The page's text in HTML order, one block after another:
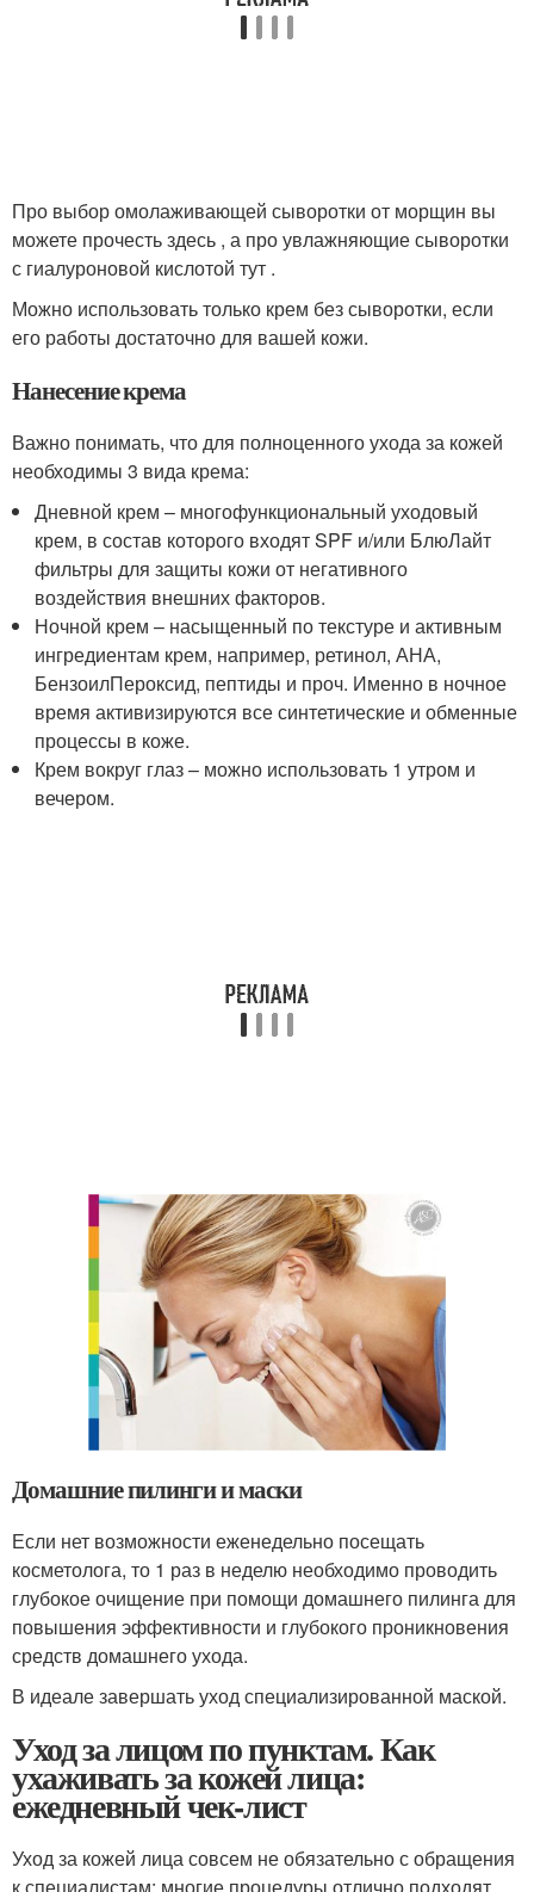
Про выбор омолаживающей сыворотки от морщин вы
можете прочесть здесь , а про увлажняющие сыворотки
с гиалуроновой кислотой тут .
Можно использовать только крем без сыворотки, если
его работы достаточно для вашей кожи.
Нанесение крема
Важно понимать, что для полноценного ухода за кожей
необходимы 3 вида крема:
Дневной крем – многофункциональный уходовый
крем, в состав которого входят SPF и/или БлюЛайт
фильтры для защиты кожи от негативного
воздействия внешних факторов.
Ночной крем – насыщенный по текстуре и активным
ингредиентам крем, например, ретинол, АНА,
БензоилПероксид, пептиды и проч. Именно в ночное
время активизируются все синтетические и обменные
процессы в коже.
Крем вокруг глаз – можно использовать 1 утром и
вечером.
Домашние пилинги и маски
Если нет возможности еженедельно посещать
косметолога, то 1 раз в неделю необходимо проводить
глубокое очищение при помощи домашнего пилинга для
повышения эффективности и глубокого проникновения
средств домашнего ухода.
В идеале завершать уход специализированной маской.
Уход за лицом по пунктам. Как
ухаживать за кожей лица:
ежедневный чек-лист
Уход за кожей лица совсем не обязательно с обращения